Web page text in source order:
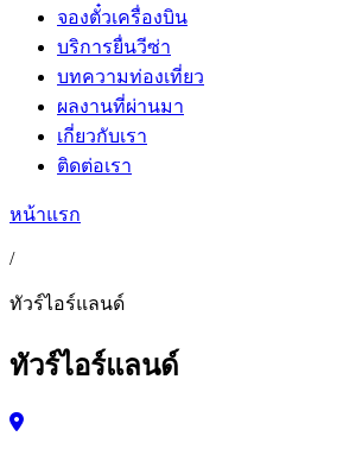
จองตั๋วเครื่องบิน
บริการยื่นวีซ่า
บทความท่องเที่ยว
ผลงานที่ผ่านมา
เกี่ยวกับเรา
ติดต่อเรา
หน้าแรก
/
ทัวร์ไอร์แลนด์
ทัวร์ไอร์แลนด์